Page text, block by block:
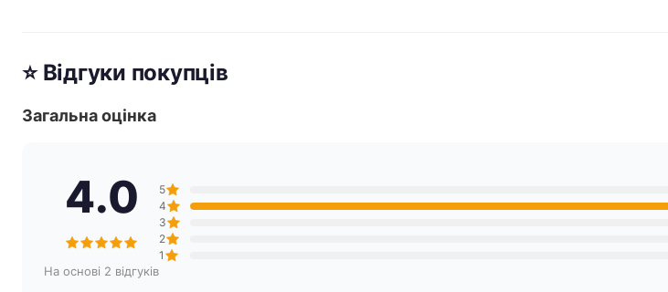
⭐ Відгуки покупців
Загальна оцінка
4.0
На основі 2 відгуків
5
4
3
2
1